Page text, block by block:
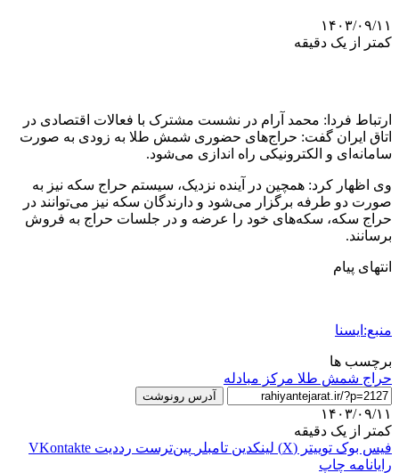
۱۴۰۳/۰۹/۱۱
کمتر از یک دقیقه
ارتباط فردا: محمد آرام در نشست مشترک با فعالات اقتصادی در
اتاق ایران گفت: حراج‌های حضوری شمش طلا به زودی به صورت
سامانه‌ای و الکترونیکی راه اندازی‌ می‌شود.
وی اظهار کرد: همچین در آینده نزدیک، سیستم حراج سکه نیز به
صورت دو طرفه برگزار می‌شود و دارندگان سکه نیز می‌توانند در
حراج سکه، سکه‌های خود را عرضه و در جلسات حراج به فروش
برسانند.
انتهای پیام
منبع:ایسنا
برچسب ها
حراج شمش طلا مرکز مبادله
آدرس رونوشت
۱۴۰۳/۰۹/۱۱
کمتر از یک دقیقه
فیس بوک توییتر (X) لینکدین ‫تامبلر ‫پین‌ترست ‫رددیت ‫VKontakte
رایانامه چاپ